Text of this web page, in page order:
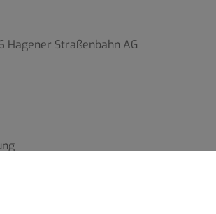
Hagener Straßenbahn AG